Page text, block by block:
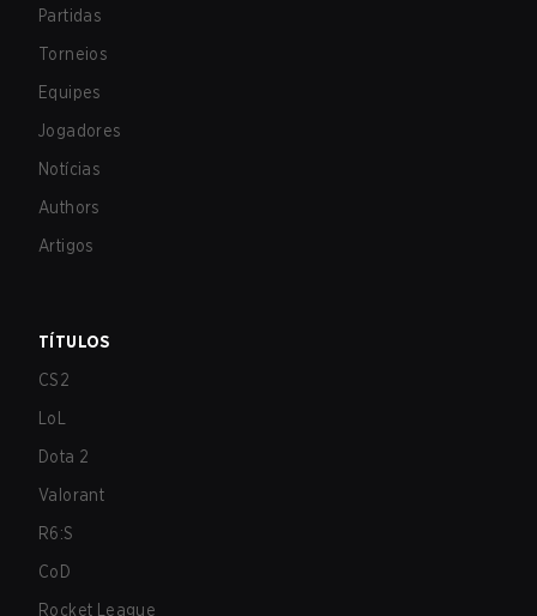
Partidas
Torneios
Equipes
Jogadores
Notícias
Authors
Artigos
TÍTULOS
CS2
LoL
Dota 2
Valorant
R6:S
CoD
Rocket League